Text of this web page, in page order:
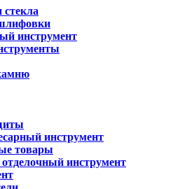
инструмент
инструмент
товары
инструмент